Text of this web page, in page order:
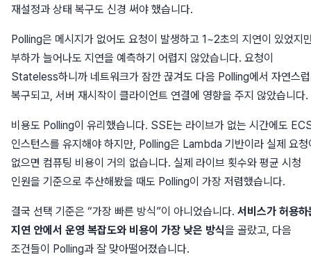
재설정과 상태 복구도 신경 써야 했습니다.
Polling은 메시지가 없어도 요청이 발생하고 1~2초의 지연이 있었지
부하가 늘어나도 지연을 예측하기 어렵지 않았습니다. 요청이
Stateless하니까 네트워크가 잠깐 끊겨도 다음 Polling에서 자연스
복구되고, 서버 재시작이 클라이언트 연결에 영향을 주지 않았습니다.
비용도 Polling이 유리했습니다. SSE는 라이브가 없는 시간에도
인스턴스를 유지해야 하지만, Polling은 Lambda 기반이라 실제 요청
없으면 컴퓨팅 비용이 거의 없습니다. 실제 라이브 횟수와 평균 시청
인원을 기준으로 추산해봤을 때도 Polling이 가장 저렴했습니다.
결국 선택 기준은 “가장 빠른 방식”이 아니었습니다. 서비스가 허용하
지연 안에서 운영 복잡도와 비용이 가장 낮은 방식을 골랐고, 다음
조건들이 Polling과 잘 맞아떨어졌습니다.